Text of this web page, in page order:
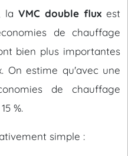
la VMC double fluxest
de chauffage
bien plus importantes
On estime qu'avec une
de chauffage
%.
simple :